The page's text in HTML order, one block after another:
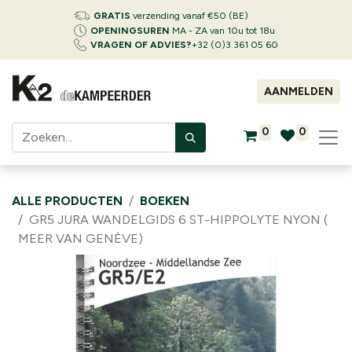
GRATIS verzending vanaf €50 (BE)
OPENINGSUREN MA - ZA van 10u tot 18u
VRAGEN OF ADVIES?+32 (0)3 361 05 60
AANMELDEN
0 0
ALLE PRODUCTEN
BOEKEN
GR5 JURA WANDELGIDS 6 ST-HIPPOLYTE NYON (
MEER VAN GENÈVE)